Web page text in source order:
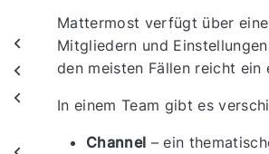
Mattermost verfügt über
Mitgliedern und
den meisten Fällen reicht ein
In einem Team gibt es
Channel – ein